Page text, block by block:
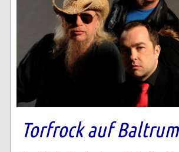
Torfrock auf Baltrum